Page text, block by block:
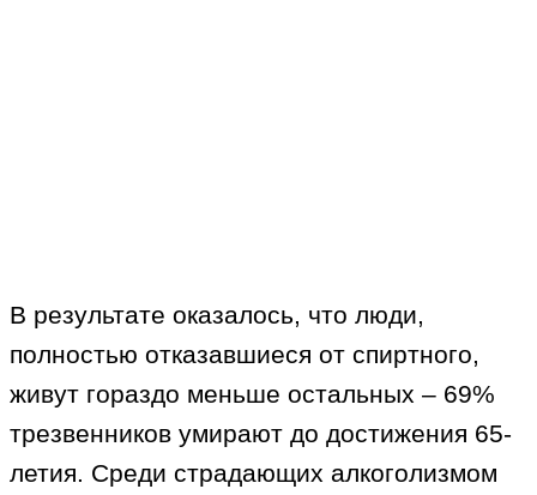
В результате оказалось, что люди,
полностью отказавшиеся от спиртного,
живут гораздо меньше остальных – 69%
трезвенников умирают до достижения 65-
летия. Среди страдающих алкоголизмом